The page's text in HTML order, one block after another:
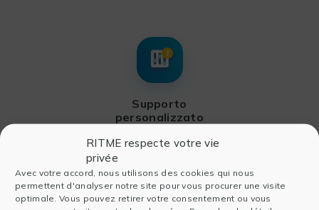
RITME respecte votre vie
privée
Avec votre accord, nous utilisons des cookies qui nous
permettent d'analyser notre site pour vous procurer une visite
optimale. Vous pouvez retirer votre consentement ou vous
Supporto
personalizzato
Vor-Ort-Installation
: die Garantie für eine effiziente
Inbetriebnahme und Bereitstellung,
Presa in carico dell’esistente: la garanzia di
continuità e di una transizione senza problemi,